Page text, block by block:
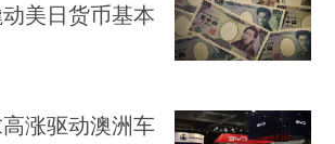
美日货币基本
涨驱动澳洲车